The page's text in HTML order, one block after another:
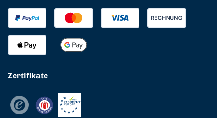
Zertifikate